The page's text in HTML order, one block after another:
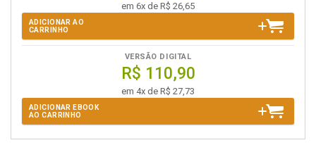
em 6x de R$ 26,65
ADICIONAR AO
CARRINHO
VERSÃO DIGITAL
R$ 110,90
em 4x de R$ 27,73
ADICIONAR EBOOK
AO CARRINHO